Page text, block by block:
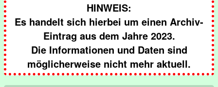
HINWEIS:
Es handelt sich hierbei um einen Archiv-
Eintrag aus dem Jahre 2023.
Die Informationen und Daten sind
möglicherweise nicht mehr aktuell.